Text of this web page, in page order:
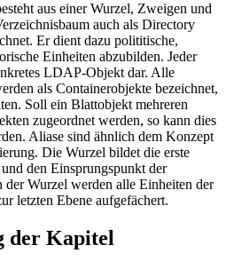
aus einer Wurzel, Zweigen und
auch als Directory
Er dient dazu polititische,
Einheiten abzubilden. Jeder
LDAP-Objekt dar. Alle
als Containerobjekte bezeichnet,
Soll ein Blattobjekt mehreren
zugeordnet werden, so kann dies
Aliase sind ähnlich dem Konzept
Die Wurzel bildet die erste
den Einsprungspunkt der
Wurzel werden alle Einheiten der
letzten Ebene aufgefächert.
der Kapitel